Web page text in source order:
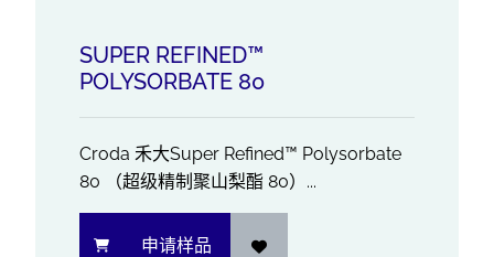
SUPER REFINED™
POLYSORBATE 80
Croda 禾大Super Refined™ Polysorbate
80 （超级精制聚山梨酯 80）...
申请样品